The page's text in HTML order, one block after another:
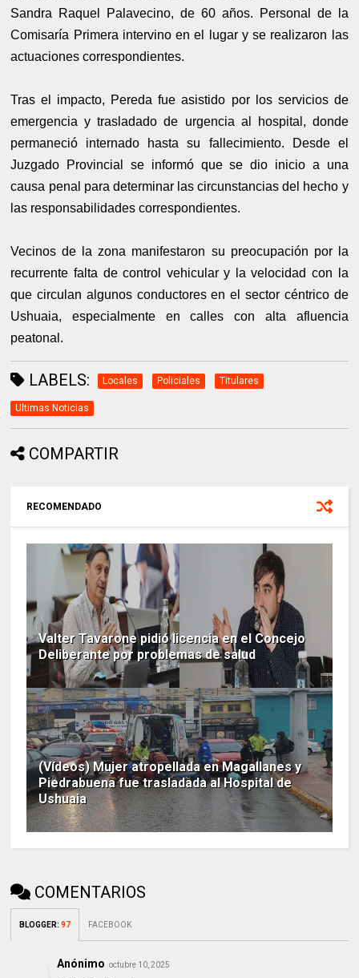
Sandra Raquel Palavecino, de 60 años. Personal de la
Comisaría Primera intervino en el lugar y se realizaron las
actuaciones correspondientes.
Tras el impacto, Pereda fue asistido por los servicios de
emergencia y trasladado de urgencia al hospital, donde
permaneció internado hasta su fallecimiento. Desde el
Juzgado Provincial se informó que se dio inicio a una
causa penal para determinar las circunstancias del hecho y
las responsabilidades correspondientes.
Vecinos de la zona manifestaron su preocupación por la
recurrente falta de control vehicular y la velocidad con la
que circulan algunos conductores en el sector céntrico de
Ushuaia, especialmente en calles con alta afluencia
peatonal.
LABELS: Locales Policiales Titulares
Ultimas Noticias
COMPARTIR
RECOMENDADO
Valter Tavarone pidió licencia en el Concejo
Deliberante por problemas de salud
(Vídeos) Mujer atropellada en Magallanes y
Piedrabuena fue trasladada al Hospital de
Ushuaia
COMENTARIOS
BLOGGER:97 FACEBOOK
Anónimo octubre 10, 2025